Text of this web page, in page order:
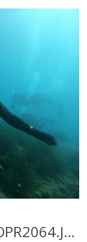
DCIM100GOPROGOPR2064.JPG